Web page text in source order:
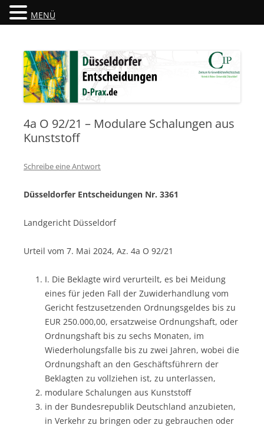
Düsseldorfer Entscheidungen
4a O 92/21 – Modulare Schalungen aus
Kunststoff
Schreibe eine Antwort
Düsseldorfer Entscheidungen Nr. 3361
Landgericht Düsseldorf
Urteil vom 7. Mai 2024, Az. 4a O 92/21
I. Die Beklagte wird verurteilt, es bei Meidung
eines für jeden Fall der Zuwiderhandlung vom
Gericht festzusetzenden Ordnungsgeldes bis zu
EUR 250.000,00, ersatzweise Ordnungshaft, oder
Ordnungshaft bis zu sechs Monaten, im
Wiederholungsfalle bis zu zwei Jahren, wobei die
Ordnungshaft an den Geschäftsführern der
Beklagten zu vollziehen ist, zu unterlassen,
modulare Schalungen aus Kunststoff
in der Bundesrepublik Deutschland anzubieten,
in Verkehr zu bringen oder zu gebrauchen oder
MENÜ